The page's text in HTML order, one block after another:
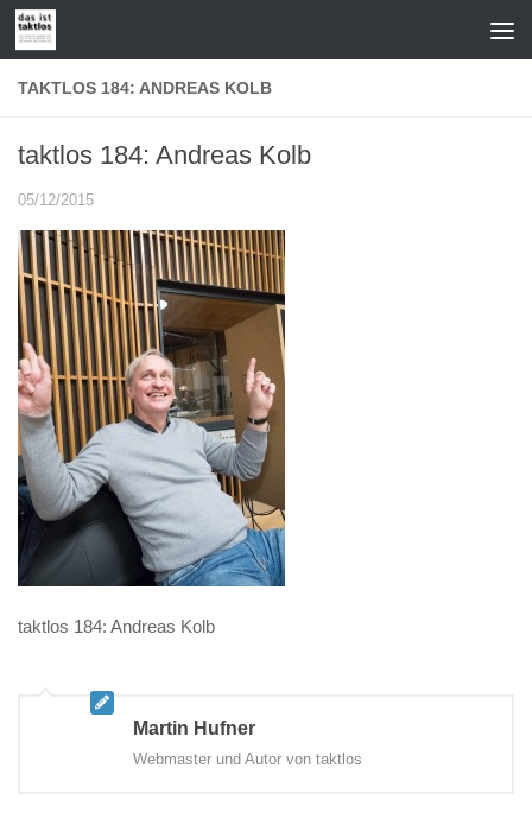
Zum Inhalt springen
TAKTLOS 184: ANDREAS KOLB
taktlos 184: Andreas Kolb
05/12/2015
taktlos 184: Andreas Kolb
Martin Hufner
Webmaster und Autor von taktlos